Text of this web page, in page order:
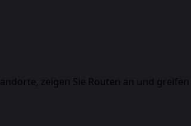
zeigen Sie Routen an und